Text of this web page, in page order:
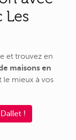
Les
et trouvez en
maisons en
le mieux à vos
!